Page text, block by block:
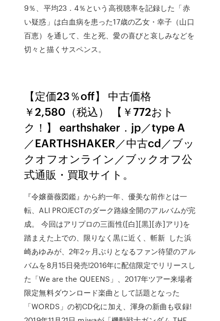
9％、平均23．4％という高視聴率を記録した「赤
い疑惑」は白血病を患った17歳の乙女・幸子（山口
百恵）を通して、生と死、愛の喜びと哀しみなどを
切々と描くサスペンス。
【定価23％off】 中古価格
￥2,580（税込） 【￥772おト
ク！】 earthshaker．jp／type A
／EARTHSHAKER／中古cd／ブッ
クオフオンライン／ブックオフ公
式通販・買取サイト。
『令嬢薔薇図鑑』から約一年、優美な前作とは一
転、ALI PROJECTのダーク路線全開のアルバムが完
成。 今回はアリプロの三面性([白][黒][赤]アリ)を
踏まえた上での、限りなく黒に近く、斬新 した浜
崎あゆみが、2年2ヶ月ぶりとなるファン待望のアル
バムを8月15日発売!2016年に配信限定でリリースし
た「We are the QUEENS」、2017年ツアー来場者
限定無料ダウンロード楽曲として話題となった
「WORDS」の初CD化に加え、渾身の新曲も収録!